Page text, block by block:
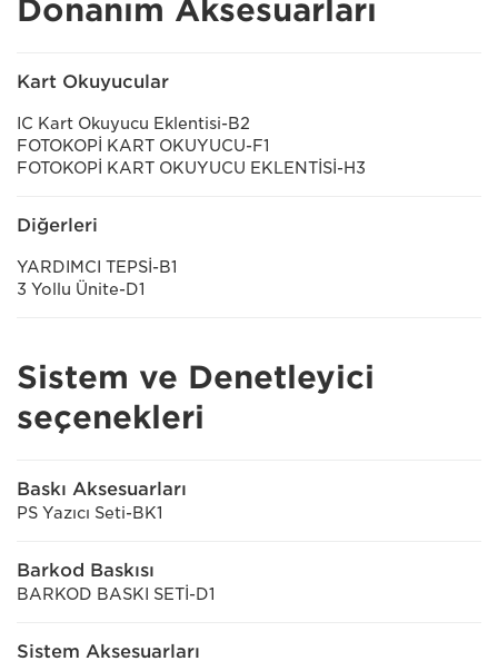
Donanım Aksesuarları
Kart Okuyucular
IC Kart Okuyucu Eklentisi-B2
FOTOKOPİ KART OKUYUCU-F1
FOTOKOPİ KART OKUYUCU EKLENTİSİ-H3
Diğerleri
YARDIMCI TEPSİ-B1
3 Yollu Ünite-D1
Sistem ve Denetleyici
seçenekleri
Baskı Aksesuarları
PS Yazıcı Seti-BK1
Barkod Baskısı
BARKOD BASKI SETİ-D1
Sistem Aksesuarları